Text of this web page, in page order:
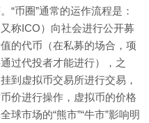
“币圈”通常的运作流程是：
称ICO）向社会进行公开募
的代币（在私募的场合，项
过代投者才能进行），之
到虚拟币交易所进行交易，
价进行操作，虚拟币的价格
球市场的“熊市”“牛市”影响明